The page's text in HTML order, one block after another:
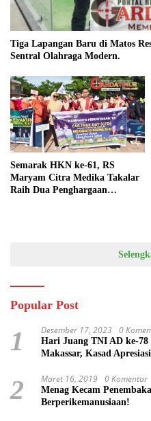
Tiga Lapangan Baru di Matos
Sentral Olahraga Modern.
Semarak HKN ke-61, RS
Maryam Citra Medika Takalar
Raih Dua Penghargaan
Popular Post
1 Desember 17, 2023 0
Hari Juang TNI AD ke-78
Makassar, Kasad
2 Maret 16, 2019 0 Komentar
Menag Kecam
Berperikemanusiaan!